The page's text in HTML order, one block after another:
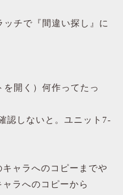
ッチで『間違い探し』に
開く）何作ってたっ
認しないと。ユニット7-
ャラへのコピーまでや
ラへのコピーから